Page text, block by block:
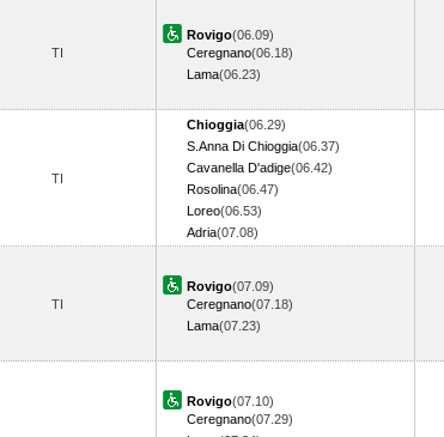
TI
Rovigo(06.09)
Ceregnano(06.18)
Lama(06.23)
TI
Chioggia(06.29)
S.Anna Di Chioggia(06.37)
Cavanella D'adige(06.42)
Rosolina(06.47)
Loreo(06.53)
Adria(07.08)
TI
Rovigo(07.09)
Ceregnano(07.18)
Lama(07.23)
Rovigo(07.10)
Ceregnano(07.29)